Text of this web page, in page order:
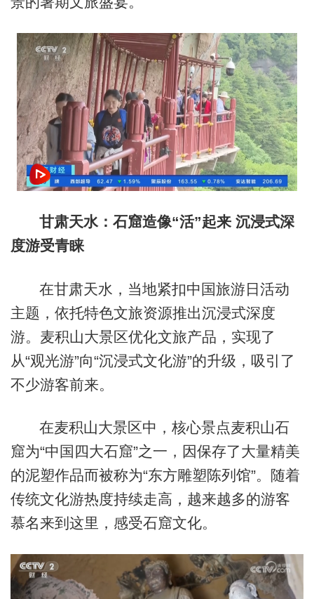
甘肃天水：石窟造像“活”起来 沉浸式深
度游受青睐
在甘肃天水，当地紧扣中国旅游日活动
主题，依托特色文旅资源推出沉浸式深度
游。麦积山大景区优化文旅产品，实现了
从“观光游”向“沉浸式文化游”的升级，吸引了
不少游客前来。
在麦积山大景区中，核心景点麦积山石
窟为“中国四大石窟”之一，因保存了大量精美
的泥塑作品而被称为“东方雕塑陈列馆”。随着
传统文化游热度持续走高，越来越多的游客
慕名来到这里，感受石窟文化。